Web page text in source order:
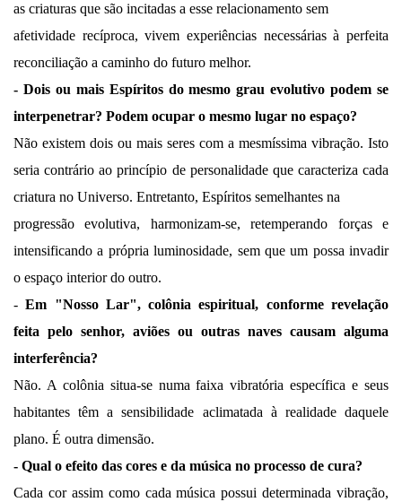
as criaturas que são incitadas a esse relacionamento sem
afetividade recíproca, vivem experiências necessárias à perfeita
reconciliação a caminho do futuro melhor.
- Dois ou mais Espíritos do mesmo grau evolutivo podem se
interpenetrar? Podem ocupar o mesmo lugar no espaço?
Não existem dois ou mais seres com a mesmíssima vibração. Isto
seria contrário ao princípio de personalidade que caracteriza cada
criatura no Universo. Entretanto, Espíritos semelhantes na
progressão evolutiva, harmonizam-se, retemperando forças e
intensificando a própria luminosidade, sem que um possa invadir
o espaço interior do outro.
-Em "Nosso Lar", colônia espiritual, conforme revelação
feita pelo senhor, aviões ou outras naves causam alguma
interferência?
Não. A colônia situa-se numa faixa vibratória específica e seus
habitantes têm a sensibilidade aclimatada à realidade daquele
plano. É outra dimensão.
- Qual o efeito das cores e da música no processo de cura?
Cada cor assim como cada música possui determinada vibração,